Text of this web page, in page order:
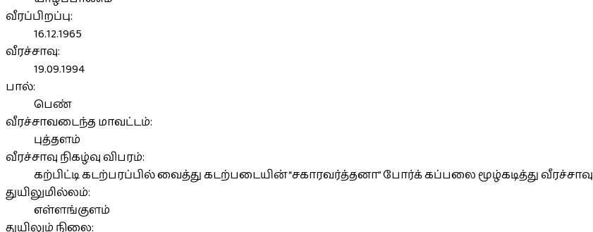
வீரப்பிறப்பு:
16.12.1965
வீரச்சாவு:
19.09.1994
பால்:
பெண்
வீரச்சாவடைந்த மாவட்டம்:
புத்தளம்
வீரச்சாவு நிகழ்வு விபரம்:
கற்பிட்டி கடற்பரப்பில் வைத்து கடற்படையின் “சகாரவர்த்தனா” போர்க் கப்பலை மூழ்கடித்து வீரச்சாவு
துயிலுமில்லம்:
எள்ளங்குளம்
துயிலும் நிலை: